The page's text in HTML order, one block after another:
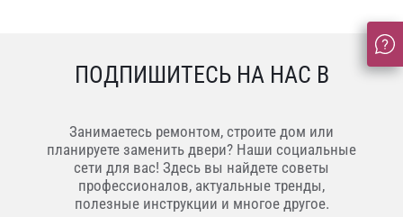
ПОДПИШИТЕСЬ НА НАС В
Занимаетесь ремонтом, строите дом или
планируете заменить двери? Наши социальные
сети для вас! Здесь вы найдете советы
профессионалов, актуальные тренды,
полезные инструкции и многое другое.